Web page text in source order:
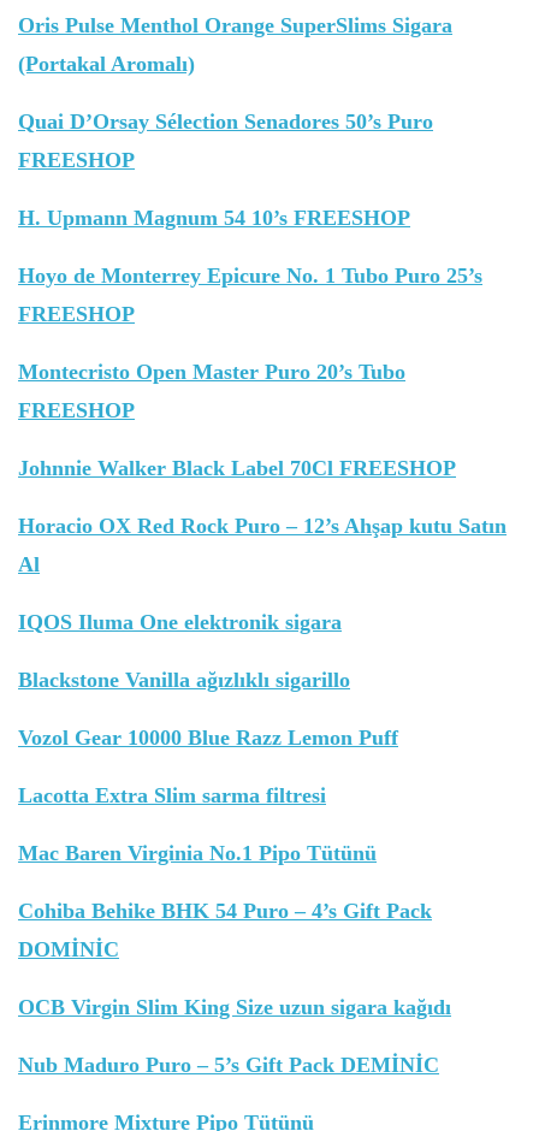
Oris Pulse Menthol Orange SuperSlims Sigara
(Portakal Aromalı)
Quai D’Orsay Sélection Senadores 50’s Puro
FREESHOP
H. Upmann Magnum 54 10’s FREESHOP
Hoyo de Monterrey Epicure No. 1 Tubo Puro 25’s
FREESHOP
Montecristo Open Master Puro 20’s Tubo
FREESHOP
Johnnie Walker Black Label 70Cl FREESHOP
Horacio OX Red Rock Puro – 12’s Ahşap kutu Satın
Al
IQOS Iluma One elektronik sigara
Blackstone Vanilla ağızlıklı sigarillo
Vozol Gear 10000 Blue Razz Lemon Puff
Lacotta Extra Slim sarma filtresi
Mac Baren Virginia No.1 Pipo Tütünü
Cohiba Behike BHK 54 Puro – 4’s Gift Pack
DOMİNİC
OCB Virgin Slim King Size uzun sigara kağıdı
Nub Maduro Puro – 5’s Gift Pack DEMİNİC
Erinmore Mixture Pipo Tütünü